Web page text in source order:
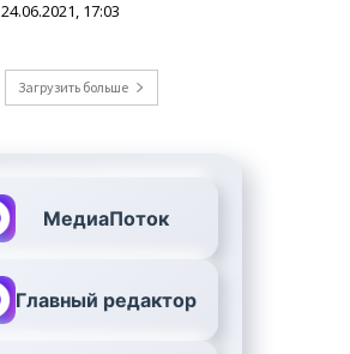
24.06.2021, 17:03
Загрузить больше
МедиаПоток
Главный редактор